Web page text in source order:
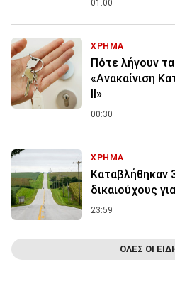
01:00
ΧΡΗΜΑ
Πότε λήγουν
«Ανακαίνιση
ΙΙ»
00:30
ΧΡΗΜΑ
Καταβλήθηκαν
δικαιούχους
23:59
ΟΛΕΣ ΟΙ